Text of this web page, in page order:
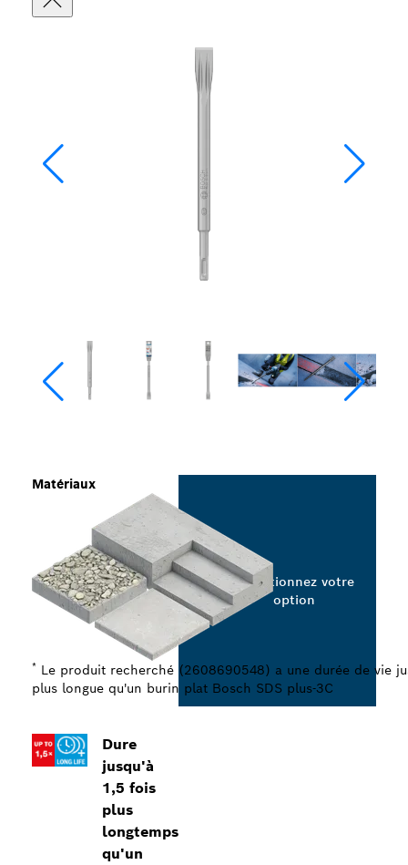
Dure
jusqu'à
1,5 fois
plus
longtemps
qu'un
Matériaux
* Le produit recherché (2608690548) a une durée de vie
plus longue qu'un burin plat Bosch SDS plus-3C
Sélectionnez votre
option